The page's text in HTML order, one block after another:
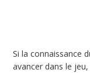
Si la connaissance
avancer dans le